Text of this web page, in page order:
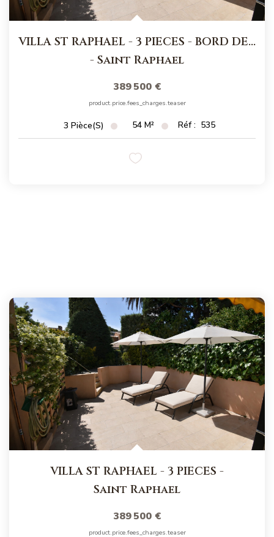
VILLA ST RAPHAEL - 3 PIECES - BORD DE MER
- Saint Raphael
389 500 €
product.price.fees_charges.teaser
3 Pièce(s) 54 M² Réf : 535
VILLA ST RAPHAEL - 3 PIECES -
Saint Raphael
389 500 €
product.price.fees_charges.teaser